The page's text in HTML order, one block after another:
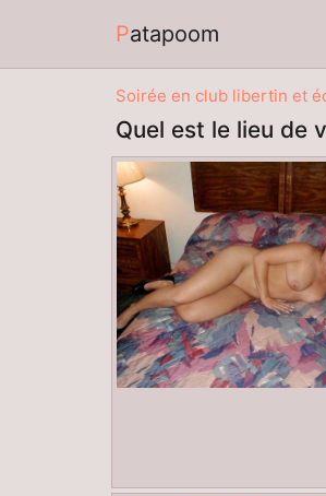
Patapoom
Soirée en club libertin et
Quel est le lieu de